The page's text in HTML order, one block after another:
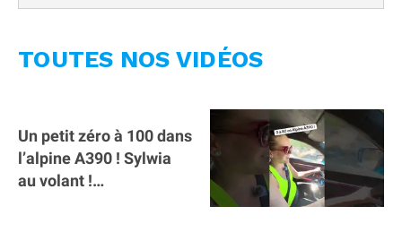
TOUTES NOS VIDÉOS
Un petit zéro à 100 dans
l’alpine A390 ￼! Sylwia
au volant !